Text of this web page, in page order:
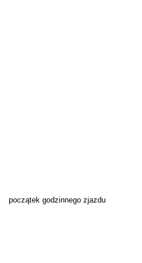
początek godzinnego zjazdu